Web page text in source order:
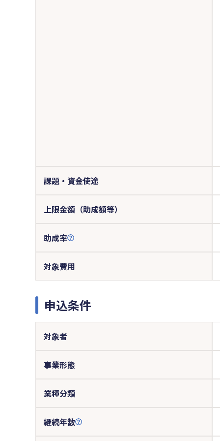
課題・資金使途
上限金額（助成額等）
助成率
対象費用
申込条件
対象者
事業形態
業種分類
継続年数